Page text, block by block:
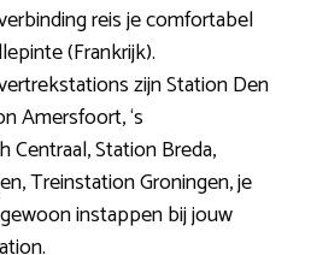
reis je comfortabel
(Frankrijk).
zijn Station Den
Amersfoort, ‘s
Centraal, Station Breda,
Treinstation Groningen, je
instappen bij jouw